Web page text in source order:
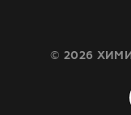
© 2026